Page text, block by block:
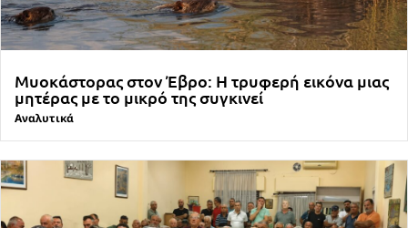
Μυοκάστορας στον Έβρο: Η τρυφερή εικόνα μιας
μητέρας με το μικρό της συγκινεί
Αναλυτικά